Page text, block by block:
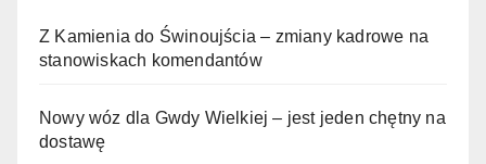
Z Kamienia do Świnoujścia – zmiany kadrowe na
stanowiskach komendantów
Nowy wóz dla Gwdy Wielkiej – jest jeden chętny na
dostawę